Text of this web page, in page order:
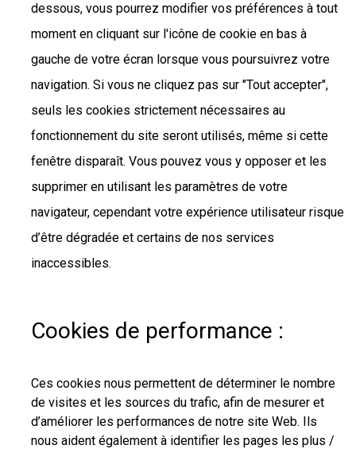
dessous, vous pourrez modifier vos préférences à tout
moment en cliquant sur l'icône de cookie en bas à
gauche de votre écran lorsque vous poursuivrez votre
navigation. Si vous ne cliquez pas sur "Tout accepter",
seuls les cookies strictement nécessaires au
fonctionnement du site seront utilisés, même si cette
fenêtre disparaît. Vous pouvez vous y opposer et les
supprimer en utilisant les paramètres de votre
navigateur, cependant votre expérience utilisateur risque
d’être dégradée et certains de nos services
inaccessibles.
Cookies de performance :
Ces cookies nous permettent de déterminer le nombre
de visites et les sources du trafic, afin de mesurer et
d’améliorer les performances de notre site Web. Ils
nous aident également à identifier les pages les plus /